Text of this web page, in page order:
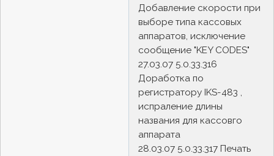
Добавление скорости при
выборе типа кассовых
аппаратов, исключение
сообщение "KEY CODES"
27.03.07 5.0.33.316
Доработка по
регистратору IKS-483 ,
испраление длины
названия для кассовго
аппарата
28.03.07 5.0.33.317 Печать